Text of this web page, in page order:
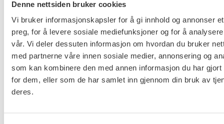
Denne nettsiden bruker cookies
Vi bruker informasjonskapsler for å gi innhold og annonser
preg, for å levere sosiale mediefunksjoner og for å
vår. Vi deler dessuten informasjon om hvordan du bruker
med partnerne våre innen sosiale medier, annonsering og
som kan kombinere den med annen informasjon du har gjort
for dem, eller som de har samlet inn gjennom din bruk av
deres.
stillingene vil medføre fare for liv og helse, innvilges
det dispensasjon.
Fagforbundet og FO varsler 22.05.19
plassfratredelse (fase1) på 282 og 21 medlemmer
fra arbeidstidens begynnelse 29.05.19. De stillinger
som er omfattet vil ikke sette liv og helse i fare. Det
er et forsiktig uttak, kun 1,2% av LO forbundenes